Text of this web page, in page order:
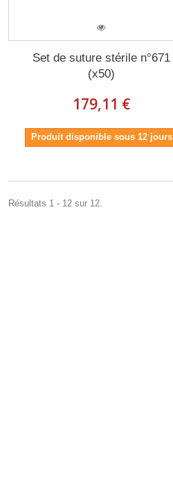
Set de suture stérile n°671
(x50)
179,11 €
Produit disponible sous 12 jours
Résultats 1 - 12 sur 12.